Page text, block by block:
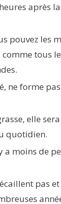
après
pouvez les
tous
ne forme
elle
quotidien.
moins de
pas